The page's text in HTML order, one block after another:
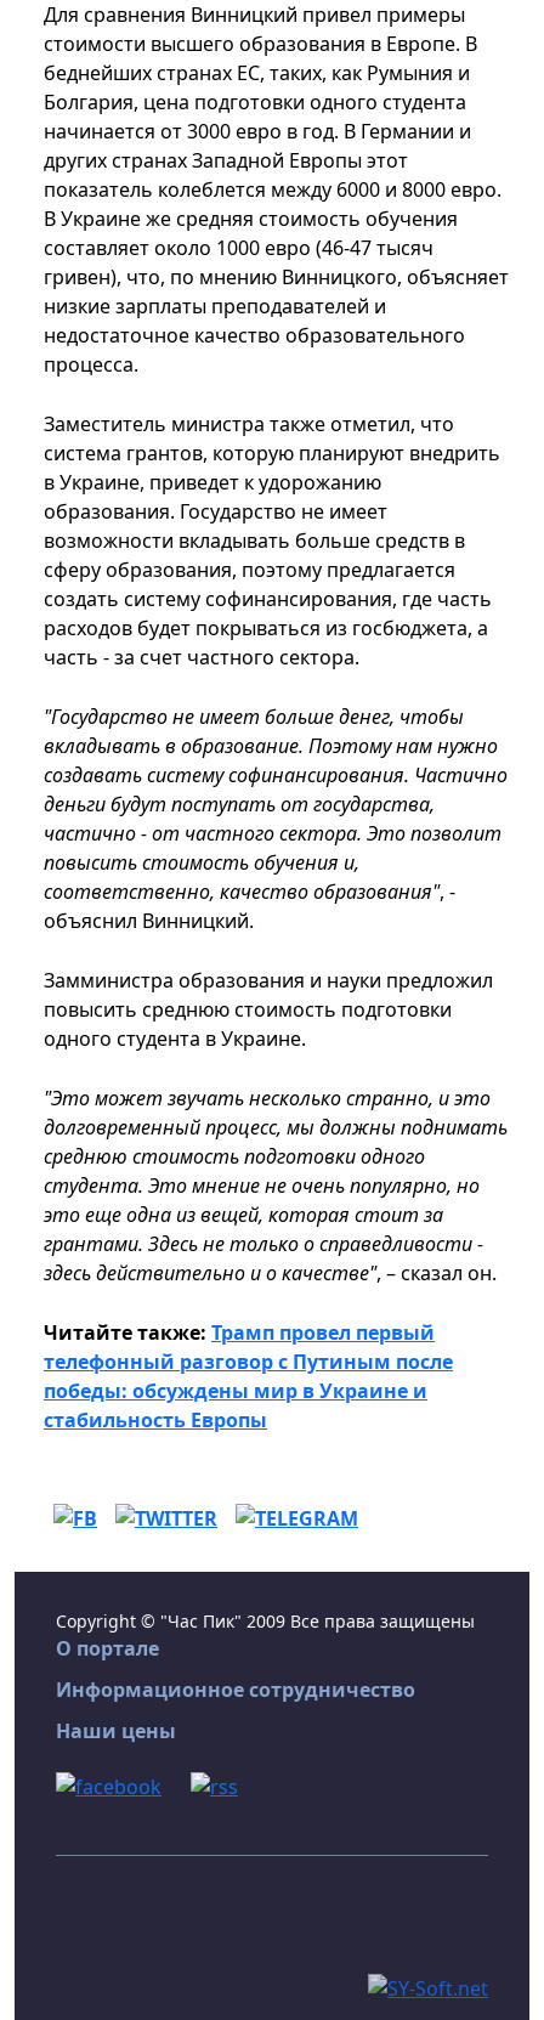
Для сравнения Винницкий привел примеры
стоимости высшего образования в Европе. В
беднейших странах ЕС, таких, как Румыния и
Болгария, цена подготовки одного студента
начинается от 3000 евро в год. В Германии и
других странах Западной Европы этот
показатель колеблется между 6000 и 8000 евро.
В Украине же средняя стоимость обучения
составляет около 1000 евро (46-47 тысяч
гривен), что, по мнению Винницкого, объясняет
низкие зарплаты преподавателей и
недостаточное качество образовательного
процесса.
Заместитель министра также отметил, что
система грантов, которую планируют внедрить
в Украине, приведет к удорожанию
образования. Государство не имеет
возможности вкладывать больше средств в
сферу образования, поэтому предлагается
создать систему софинансирования, где часть
расходов будет покрываться из госбюджета, а
часть - за счет частного сектора.
"Государство не имеет больше денег, чтобы
вкладывать в образование. Поэтому нам нужно
создавать систему софинансирования. Частично
деньги будут поступать от государства,
частично - от частного сектора. Это позволит
повысить стоимость обучения и,
соответственно, качество образования", -
объяснил Винницкий.
Замминистра образования и науки предложил
повысить среднюю стоимость подготовки
одного студента в Украине.
"Это может звучать несколько странно, и это
долговременный процесс, мы должны поднимать
среднюю стоимость подготовки одного
студента. Это мнение не очень популярно, но
это еще одна из вещей, которая стоит за
грантами. Здесь не только о справедливости -
здесь действительно и о качестве", – сказал он.
Читайте также: Трамп провел первый
телефонный разговор с Путиным после
победы: обсуждены мир в Украине и
стабильность Европы
Copyright © "Час Пик" 2009 Все права защищены
О портале
Информационное сотрудничество
Наши цены